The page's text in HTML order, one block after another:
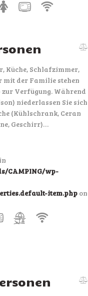
Küche, Schlafzimmer,
mit der Familie stehen
Verfügung. Während
niederlassen Sie sich
(Kühlschrank, Ceran
Geschirr)…
CAMPING/wp-
item.php on